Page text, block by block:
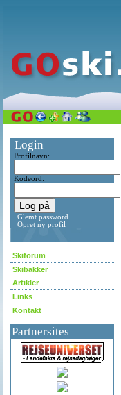
Login
Profilnavn:
Kodeord:
Glemt password
Opret ny profil
Skiforum
Skibakker
Artikler
Links
Kontakt
Partnersites